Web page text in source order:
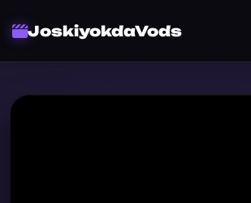
JoskiyokdaVods